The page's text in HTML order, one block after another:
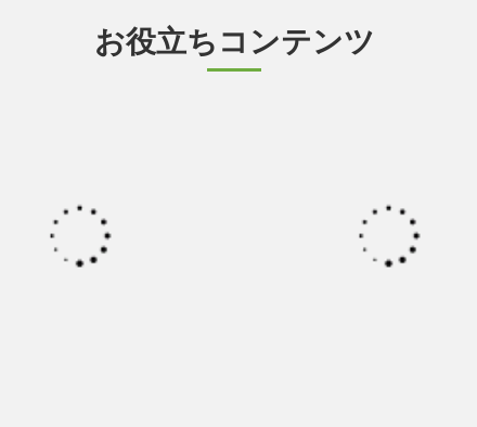
お役立ちコンテンツ